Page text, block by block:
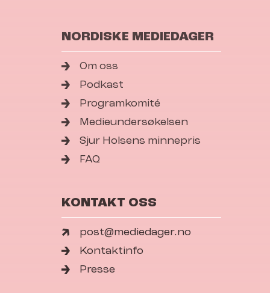
NORDISKE MEDIEDAGER
Om oss
Podkast
Programkomité
Medieundersøkelsen
Sjur Holsens minnepris
FAQ
KONTAKT OSS
post@mediedager.no
Kontaktinfo
Presse